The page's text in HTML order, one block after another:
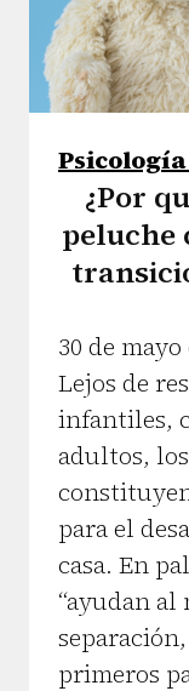
¿Por
peluche
30 de mayo
Lejos de
infantiles,
adultos,
para el
casa. En
“ayudan
primeros